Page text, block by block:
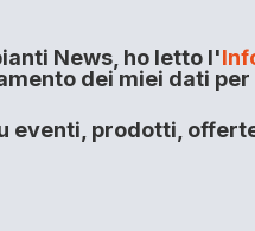
News, ho letto l'
dei miei dati
eventi, prodotti,